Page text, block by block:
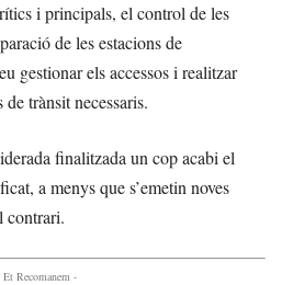
i principals, el control de les
de les estacions de
gestionar els accessos i realitzar
trànsit necessaris.
finalitzada un cop acabi el
a menys que s’emetin noves
contrari.
Et Recomanem -